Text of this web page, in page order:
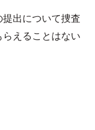
出について捜査
えることはない